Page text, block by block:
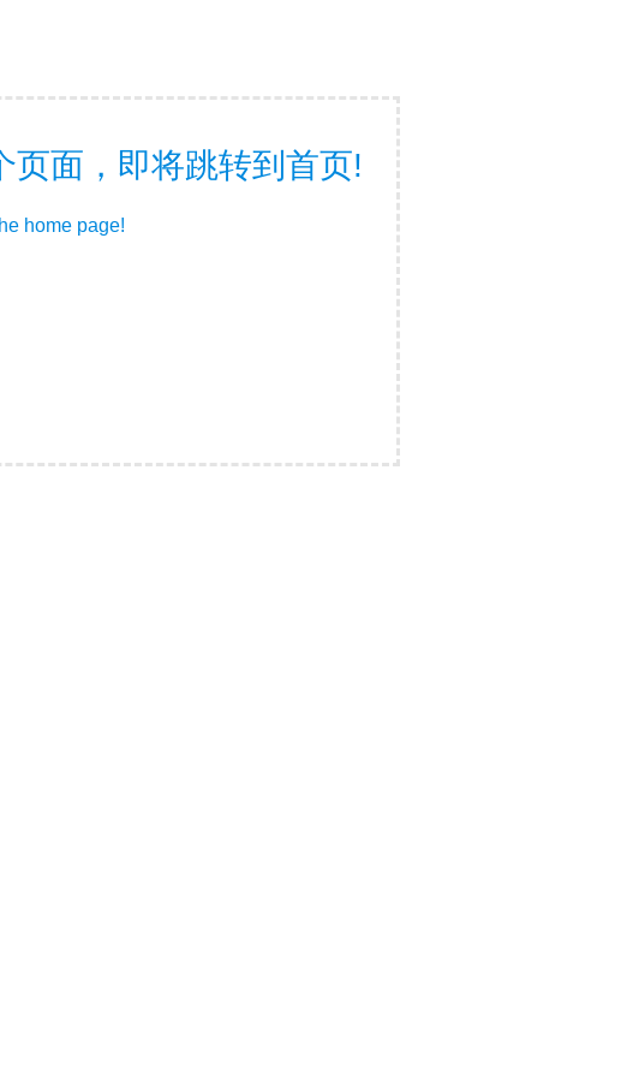
页面，即将跳转到首页!
home page!